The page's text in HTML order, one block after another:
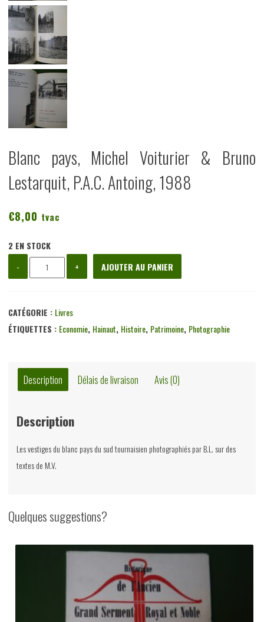
Blanc pays, Michel Voiturier & Bruno
Lestarquit, P.A.C. Antoing, 1988
€8,00 tvac
2 EN STOCK
-
quantité
de
pays,
Michel
Bruno
Lestarquit,
Antoing,
1988
+ AJOUTER AU PANIER
CATÉGORIE : Livres
ÉTIQUETTES : Economie, Hainaut, Histoire, Patrimoine, Photographie
Description Délais de livraison Avis (0)
Description
Les vestiges du blanc pays du sud tournaisien photographiés par B.L. sur des
textes de M.V.
Quelques suggestions?